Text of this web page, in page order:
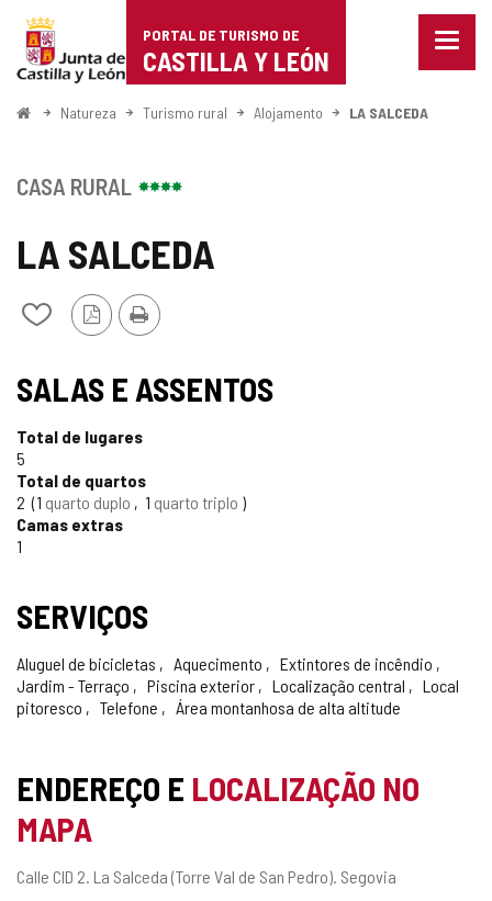
Portal
de
Turismo
Castilla
León
PORTAL DE TURISMO DE
CASTILLA Y LEÓN
Menu
ComeçoNatureza Turismo rural Alojamento LA SALCEDA
LA SALCEDA
Adicionar
de
meus
Versão
PDF
Imprimir
CASA RURAL
SALAS E ASSENTOS
Total de lugares
5
Total de quartos
2
1 quarto duplo 1 quarto triplo
Camas extras
1
SERVIÇOS
Aluguel de bicicletas Aquecimento
Extintores de incêndio
Jardim - Terraço
Piscina exterior Localização central
Local
pitoresco
Telefone Área montanhosa de alta altitude
ENDEREÇO E LOCALIZAÇÃO NO
MAPA
Endereço
Calle CID 2. La Salceda (Torre Val de San Pedro). Segovia